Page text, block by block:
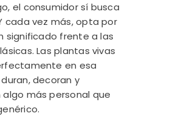
el consumidor sí busca
cada vez más, opta por
significado frente a las
Las plantas vivas
en esa
decoran y
más personal que